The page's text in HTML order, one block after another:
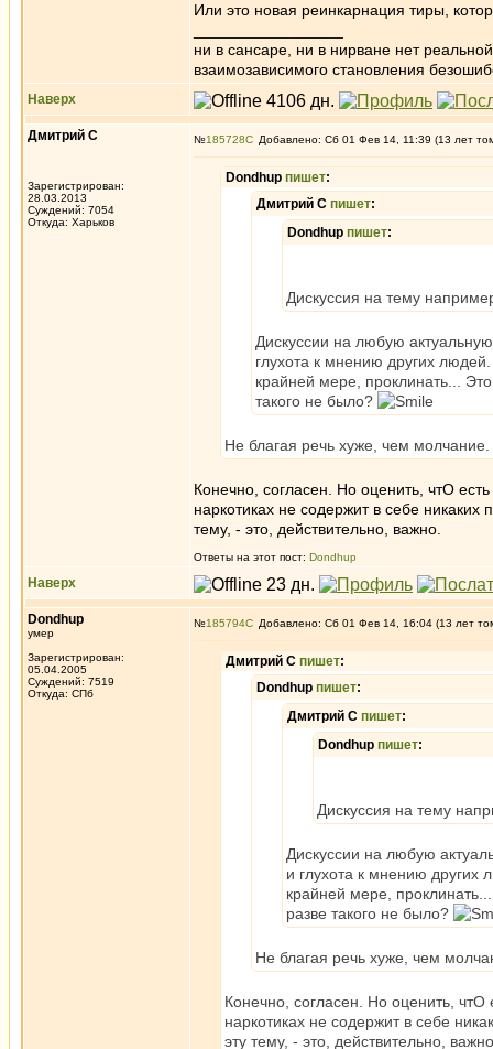
Или это новая реинкарнация тиры,
ни в сансаре, ни в нирване нет
взаимозависимого становления
Наверх
Дмитрий С
Зарегистрирован:
28.03.2013
Суждений: 7054
Откуда: Харьков
№185728 Добавлено: Сб 01 Фев 14, 11:39 (13 лет
Dondhup пишет:
Дмитрий С пишет:
Dondhup пишет:
Дискуссия на тему
Дискуссии на любую
глухота к мнению других
крайней мере, проклинать...
такого не было?
Не благая речь хуже, чем
Конечно, согласен. Но оценить, чтО
наркотиках не содержит в себе никаких
тему, - это, действительно, важно.
Ответы на этот пост: Dondhup
Наверх
Dondhup
умер
Зарегистрирован:
05.04.2005
Суждений: 7519
Откуда: СПб
№185794 Добавлено: Сб 01 Фев 14, 16:04 (13 лет
Дмитрий С пишет:
Dondhup пишет:
Дмитрий С пишет:
Dondhup пишет:
Дискуссия на тему
Дискуссии на любую
и глухота к мнению других
крайней мере,
разве такого не было?
Не благая речь хуже, чем
Конечно, согласен. Но оценить,
наркотиках не содержит в себе
эту тему, - это, действительно,